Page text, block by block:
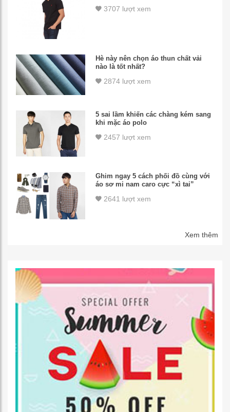
3707 lượt xem
Hè này nên chọn áo thun chất vải
nào là tốt nhất?
2874 lượt xem
5 sai lầm khiến các chàng kém sang
khi mặc áo polo
2457 lượt xem
Ghim ngay 5 cách phối đồ cùng với
áo sơ mi nam caro cực “xì tai”
2641 lượt xem
Xem thêm